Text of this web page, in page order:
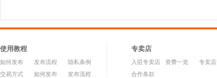
使用教程
如何发布 发布流程
隐私条例
交易方式
如何发布 发布流程
专卖店
入驻专卖店 资费一览
专卖
合作条款